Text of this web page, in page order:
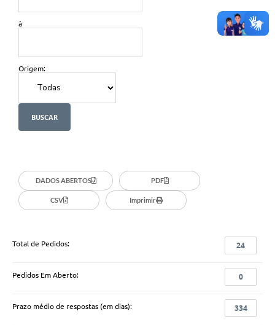
à
Origem:
DADOS ABERTOS PDF
CSV Imprimir
Total de Pedidos: 24
Pedidos Em Aberto: 0
Prazo médio de respostas (em dias): 334